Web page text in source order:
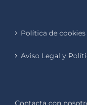
Política de cookies
Aviso Legal y
Contacta con